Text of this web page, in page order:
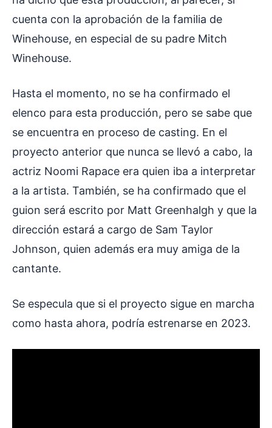
cuenta con la aprobación de la familia de
Winehouse, en especial de su padre Mitch
Winehouse.
Hasta el momento, no se ha confirmado el
elenco para esta producción, pero se sabe que
se encuentra en proceso de casting. En el
proyecto anterior que nunca se llevó a cabo, la
actriz Noomi Rapace era quien iba a interpretar
a la artista. También, se ha confirmado que el
guion será escrito por Matt Greenhalgh y que la
dirección estará a cargo de Sam Taylor
Johnson, quien además era muy amiga de la
cantante.
Se especula que si el proyecto sigue en marcha
como hasta ahora, podría estrenarse en 2023.